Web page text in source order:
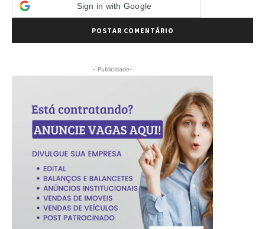
Sign in with Google
- Publicidade-